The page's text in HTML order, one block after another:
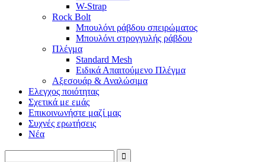
W-Strap
Rock Bolt
Μπουλόνι ράβδου σπειρώματος
Μπουλόνι στρογγυλής ράβδου
Πλέγμα
Standard Mesh
Ειδικά Απαιτούμενο Πλέγμα
Αξεσουάρ & Αναλώσιμα
Ελεγχος ποιότητας
Σχετικά με εμάς
Επικοινωνήστε μαζί μας
Συχνές ερωτήσεις
Νέα